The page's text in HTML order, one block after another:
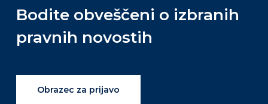
Bodite obveščeni o izbranih
pravnih novostih
Obrazec za prijavo